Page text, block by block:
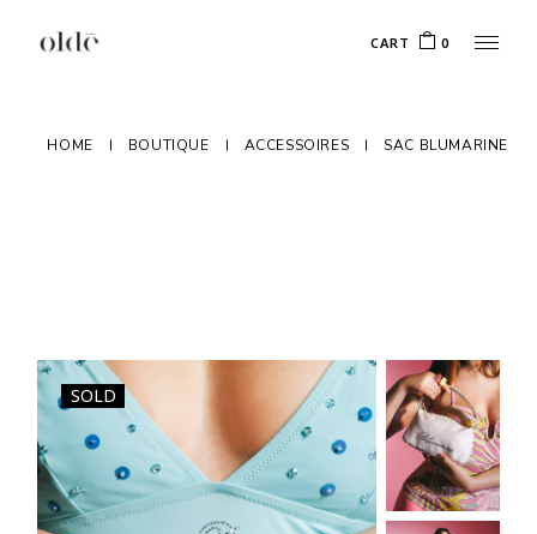
CART 0
HOME BOUTIQUE ACCESSOIRES SAC BLUMARINE
SOLD